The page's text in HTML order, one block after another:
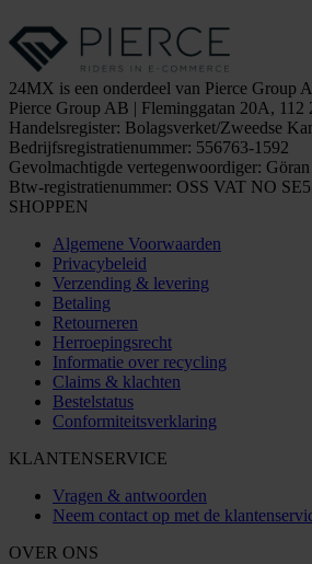
24MX is een onderdeel van Pierce Group
Pierce Group AB | Fleminggatan 20A, 112
Handelsregister: Bolagsverket/Zweedse
Bedrijfsregistratienummer: 556763-1592
Gevolmachtigde vertegenwoordiger:
Btw-registratienummer: OSS VAT NO
SHOPPEN
Algemene Voorwaarden
Privacybeleid
Verzending & levering
Betaling
Retourneren
Herroepingsrecht
Informatie over recycling
Claims & klachten
Bestelstatus
Conformiteitsverklaring
KLANTENSERVICE
Vragen & antwoorden
Neem contact op met de
OVER ONS